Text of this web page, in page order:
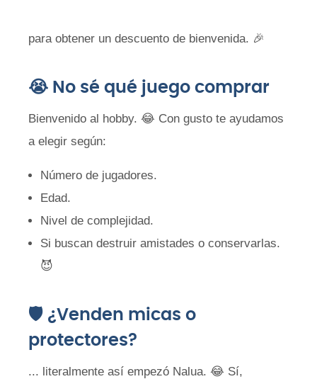
para obtener un descuento de bienvenida. 🎉
😭 No sé qué juego comprar
Bienvenido al hobby. 😂 Con gusto te ayudamos
a elegir según:
Número de jugadores.
Edad.
Nivel de complejidad.
Si buscan destruir amistades o conservarlas.
😈
🛡️ ¿Venden micas o
protectores?
... literalmente así empezó Nalua. 😂 Sí,